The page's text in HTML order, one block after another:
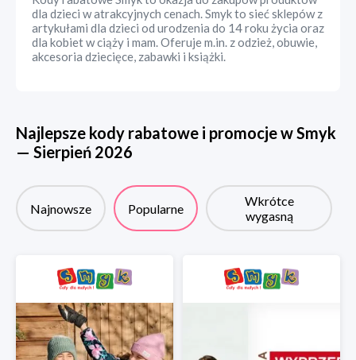
dla dzieci w atrakcyjnych cenach. Smyk to sieć sklepów z
artykułami dla dzieci od urodzenia do 14 roku życia oraz
dla kobiet w ciąży i mam. Oferuje m.in. z odzież, obuwie,
akcesoria dziecięce, zabawki i książki.
Najlepsze kody rabatowe i promocje wSmyk
— Sierpień 2026
Najnowsze Popularne
Wkrótce
wygasną